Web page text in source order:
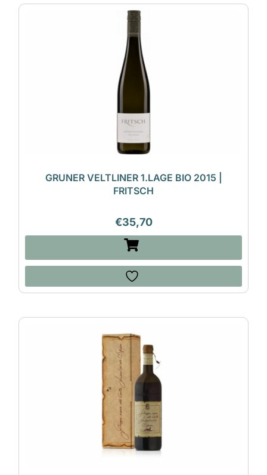
GRUNER VELTLINER 1.LAGE BIO 2015 |
FRITSCH
€35,70